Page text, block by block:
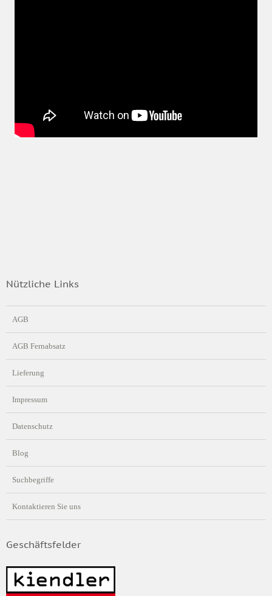
Nützliche Links
AGB
AGB Fernabsatz
Lieferung
Impressum
Datenschutz
Blog
Suchbegriffe
Kontaktieren Sie uns
Geschäftsfelder